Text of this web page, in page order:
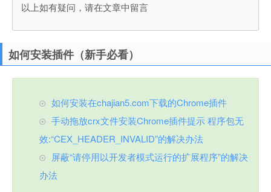
以上如有疑问，请在文章中留言
如何安装插件（新手必看）
如何安装在chajian5.com下载的Chrome插件
手动拖放crx文件安装Chrome插件提示 程序包无
效:“CEX_HEADER_INVALID”的解决办法
屏蔽“请停用以开发者模式运行的扩展程序”的解决
办法